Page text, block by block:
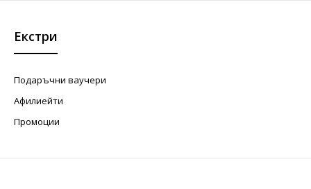
Екстри
Подаръчни ваучери
Афилиейти
Промоции